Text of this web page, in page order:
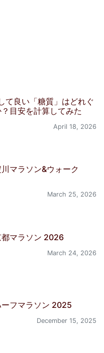
て良い「糖質」はどれぐ
目安を計算してみた
April 18, 2026
川マラソン&ウォーク
March 25, 2026
都マラソン 2026
March 24, 2026
フマラソン 2025
December 15, 2025